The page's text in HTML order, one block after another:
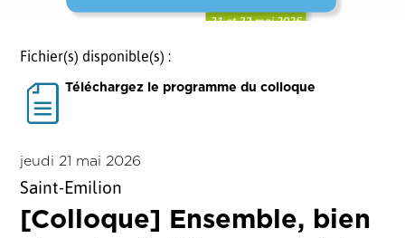
Fichier(s) disponible(s) :
Téléchargez le programme du colloque
jeudi 21 mai 2026
Saint-Emilion
[Colloque] Ensemble, bien